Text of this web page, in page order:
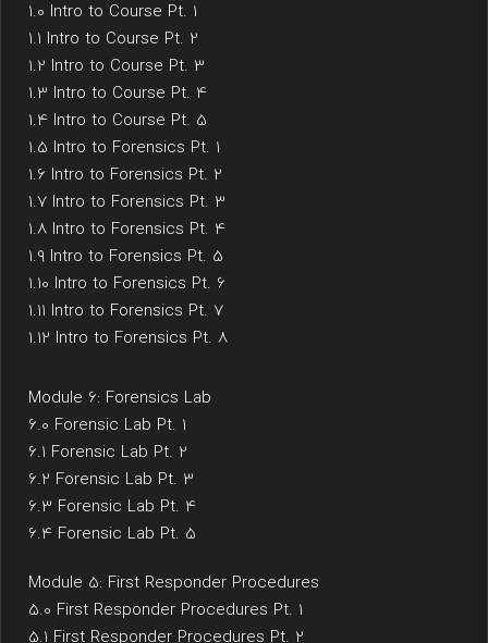
1.0 Intro to Course Pt. 1
1.1 Intro to Course Pt. 2
1.2 Intro to Course Pt. 3
1.3 Intro to Course Pt. 4
1.4 Intro to Course Pt. 5
1.5 Intro to Forensics Pt. 1
1.6 Intro to Forensics Pt. 2
1.7 Intro to Forensics Pt. 3
1.8 Intro to Forensics Pt. 4
1.9 Intro to Forensics Pt. 5
1.10 Intro to Forensics Pt. 6
1.11 Intro to Forensics Pt. 7
1.12 Intro to Forensics Pt. 8
Module 6: Forensics Lab
6.0 Forensic Lab Pt. 1
6.1 Forensic Lab Pt. 2
6.2 Forensic Lab Pt. 3
6.3 Forensic Lab Pt. 4
6.4 Forensic Lab Pt. 5
Module 5: First Responder Procedures
5.0 First Responder Procedures Pt. 1
5.1 First Responder Procedures Pt. 2